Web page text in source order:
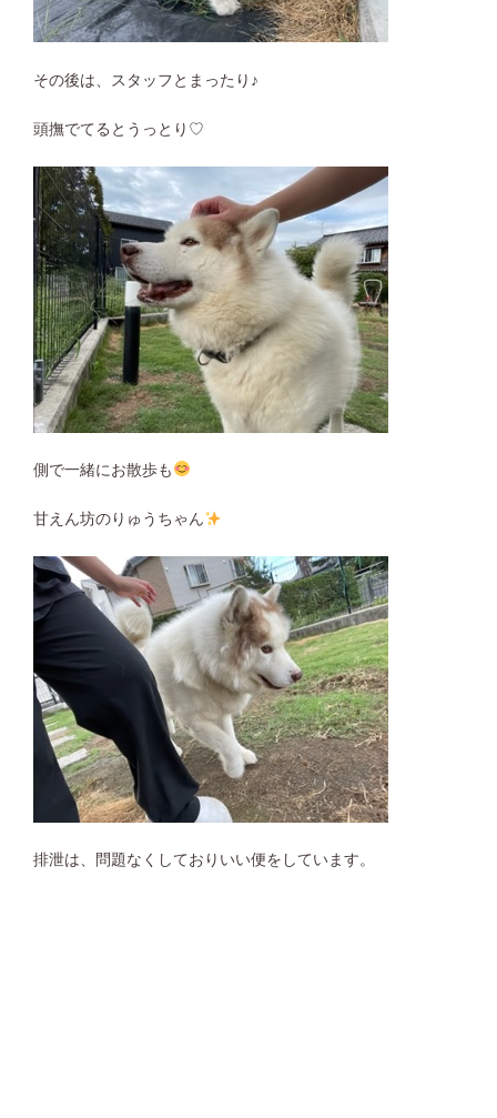
その後は、スタッフとまったり♪
頭撫でてるとうっとり♡
側で一緒にお散歩も
甘えん坊のりゅうちゃん
排泄は、問題なくしておりいい便をしています。